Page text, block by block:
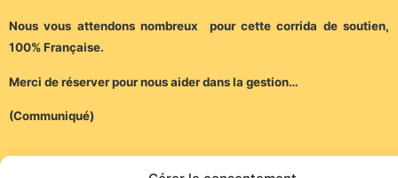
Nous vous attendons nombreux pour cette corrida de soutien,
100% Française.
Merci de réserver pour nous aider dans la gestion…
(Communiqué)